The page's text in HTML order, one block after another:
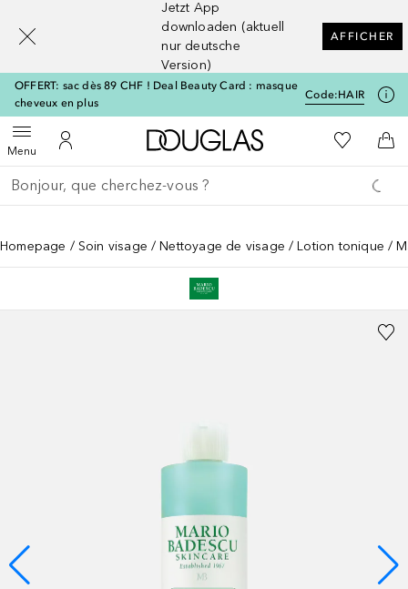
Jetzt App
downloaden (aktuell
nur deutsche
Version)
AFFICHER
OFFERT: sac dès 89 CHF ! Deal Beauty Card : masque
cheveux en plus
Code:HAIR
MenuOuvrir le menuVers Mon Compte
Vers l'accueil Douglas
Vers Ma
Retourner
Exécuter la recherche
Homepage Soin visage Nettoyage de visage Lotion tonique
[navigation.slideout.screenreader]